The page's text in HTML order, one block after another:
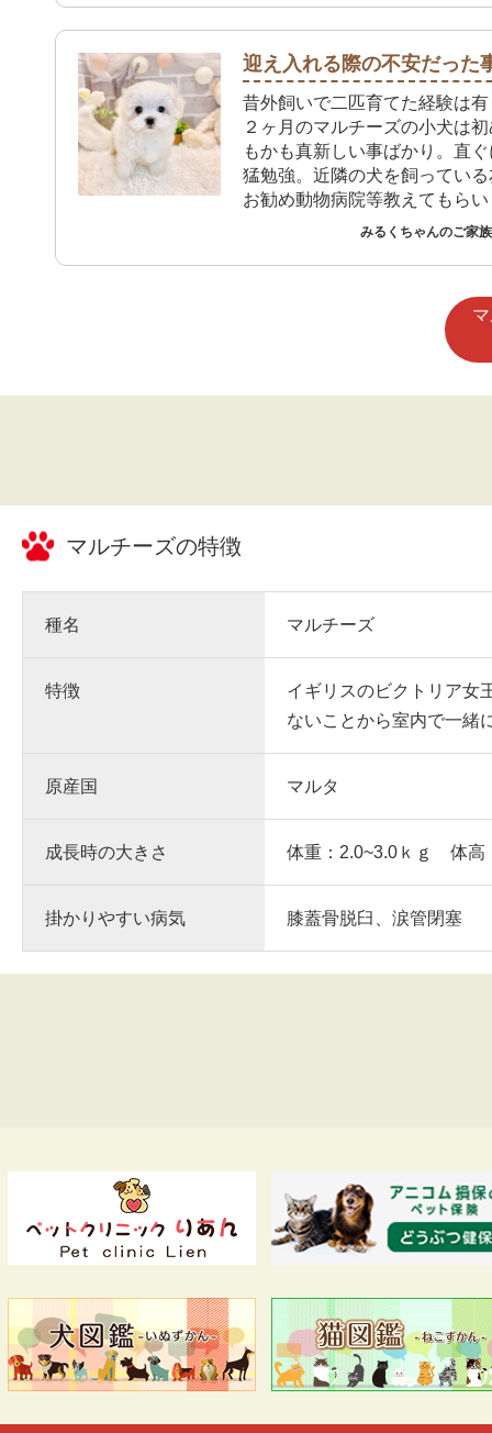
屋に出してもお姉ちゃんたち
っています。 これからは先住
り方を教えながら楽しく生活
いです。
迎え入れる際の不安だった
昔外飼いで二匹育てた経験は
２ヶ月のマルチーズの小犬は
もかも真新しい事ばかり。直
猛勉強。近隣の犬を飼ってい
お勧め動物病院等教えてもら
犬の家でも必要な物等買いに
みるくちゃんのご家
マルチーズの特徴
種名 マルチーズ
特徴
イギリスのビクトリア女
ないことから室内で一緒
原産国 マルタ
成長時の大きさ 体重：2.0~3.0ｋｇ 体高
掛かりやすい病気 膝蓋骨脱臼、涙管閉塞